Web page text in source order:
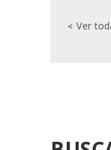
Ver